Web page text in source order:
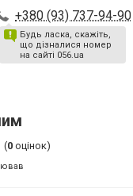
+380 (93) 737-94-90
Будь ласка, скажіть,
що дізналися номер
на сайті 056.ua
(0 оцінок)